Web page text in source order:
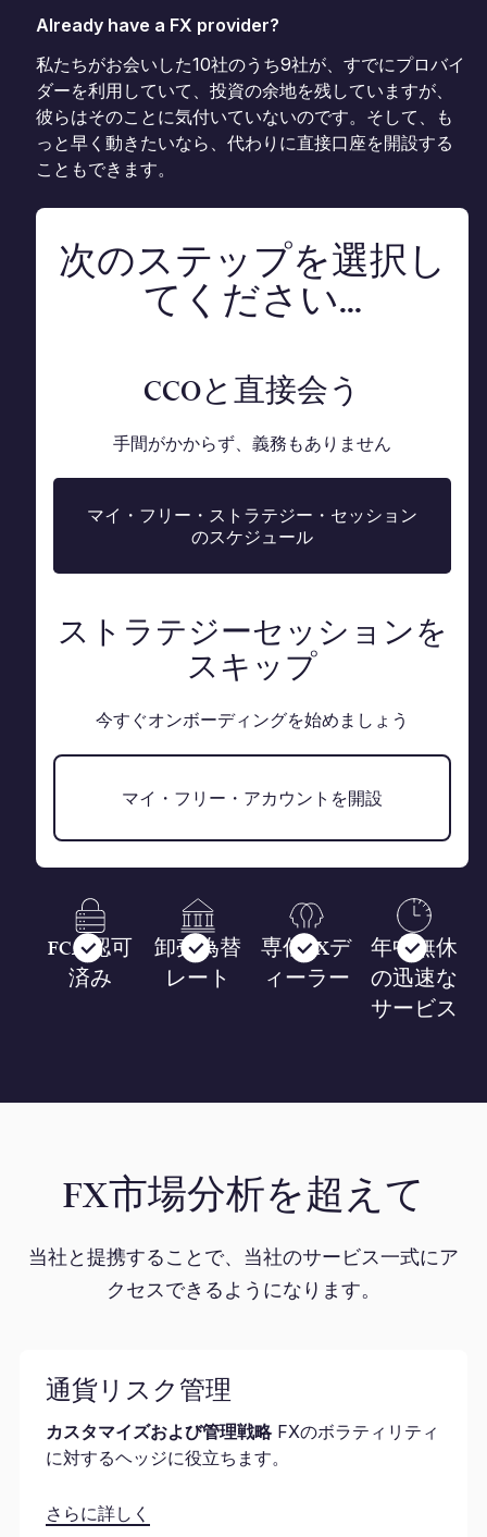
Already have a FX provider?
私たちがお会いした10社のうち9社が、すでにプロバイ
ダーを利用していて、投資の余地を残していますが、
彼らはそのことに気付いていないのです。そして、も
っと早く動きたいなら、代わりに直接口座を開設する
こともできます。
次のステップを選択し
てください...
CCOと直接会う
手間がかからず、義務もありません
マイ・フリー・ストラテジー・セッション
のスケジュール
ストラテジーセッションを
スキップ
今すぐオンボーディングを始めましょう
マイ・フリー・アカウントを開設
FCA 認可
済み
卸売為替
レート
専任FXデ
ィーラー
年中無休
の迅速な
サービス
FX市場分析を超えて
当社と提携することで、当社のサービス一式にア
クセスできるようになります。
通貨リスク管理
カスタマイズおよび管理戦略FXのボラティリティ
に対するヘッジに役立ちます。
さらに詳しく